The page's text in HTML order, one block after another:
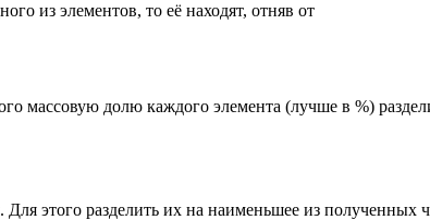
из элементов, то её находят, отняв от
массовую долю каждого элемента (лучше в %)
этого разделить их на наименьшее из полученных